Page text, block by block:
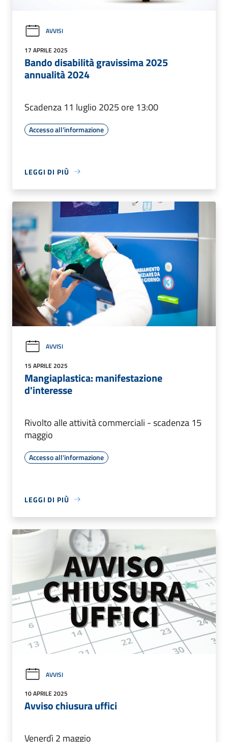
AVVISI
17 APRILE 2025
Bando disabilità gravissima 2025
annualità 2024
Scadenza 11 luglio 2025 ore 13:00
Accesso all'informazione
LEGGI DI PIÙ
AVVISI
15 APRILE 2025
Mangiaplastica: manifestazione
d'interesse
Rivolto alle attività commerciali - scadenza 15
maggio
Accesso all'informazione
LEGGI DI PIÙ
AVVISI
10 APRILE 2025
Avviso chiusura uffici
Venerdì 2 maggio